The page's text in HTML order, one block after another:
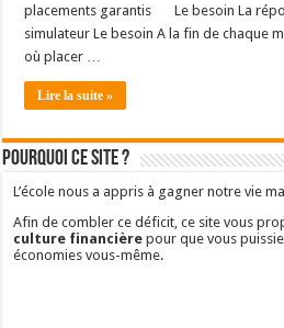
placements garantis
Le besoin La
simulateur Le besoin A la fin de chaque
où placer …
Lire la suite »
Pourquoi ce site ?
L’école nous a appris à gagner notre vie
Afin de combler ce déficit, ce site vous
culture financière pour que vous
économies vous-même.